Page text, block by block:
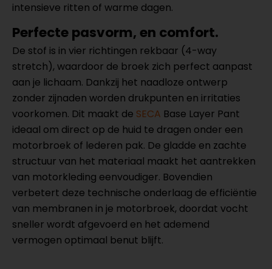
intensieve ritten of warme dagen.
Perfecte pasvorm, en comfort.
De stof is in vier richtingen rekbaar (4-way
stretch), waardoor de broek zich perfect aanpast
aan je lichaam. Dankzij het naadloze ontwerp
zonder zijnaden worden drukpunten en irritaties
voorkomen. Dit maakt de SECA Base Layer Pant
ideaal om direct op de huid te dragen onder een
motorbroek of lederen pak. De gladde en zachte
structuur van het materiaal maakt het aantrekken
van motorkleding eenvoudiger. Bovendien
verbetert deze technische onderlaag de efficiëntie
van membranen in je motorbroek, doordat vocht
sneller wordt afgevoerd en het ademend
vermogen optimaal benut blijft.